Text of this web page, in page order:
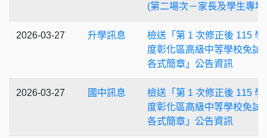
(第二場次－家長及學生專場)
2026-03-27 升學訊息
檢送「第 1 次修正後 115 學
度彰化區高級中等學校免試
各式簡章」公告資訊
2026-03-27 國中訊息
檢送「第 1 次修正後 115 學
度彰化區高級中等學校免試
各式簡章」公告資訊